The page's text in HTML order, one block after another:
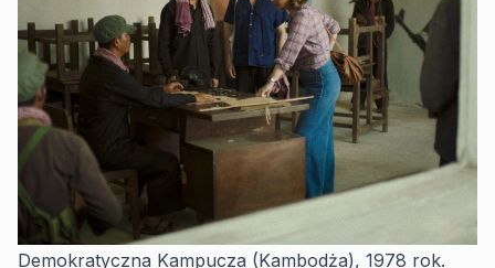
Demokratyczna Kampucza (Kambodża), 1978 rok.